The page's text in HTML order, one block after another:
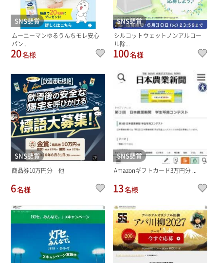
SNS懸賞
ムーニーマンゆるうんちモレ安心
パン...
20名様
SNS懸賞
シルコットウェットノンアルコー
ル除...
100名様
SNS懸賞
商品券10万円分 他
6名様
SNS懸賞
Amazonギフトカード3万円分 ...
13名様